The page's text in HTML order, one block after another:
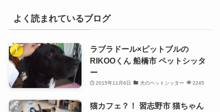
よく読まれているブログ
ラブラドール×ピットブルの
RIKOOくん 船橋市 ペットシッタ
ー
2015年11月6日 犬のペットシッター 2245
猫カフェ？！ 習志野市 猫ちゃん